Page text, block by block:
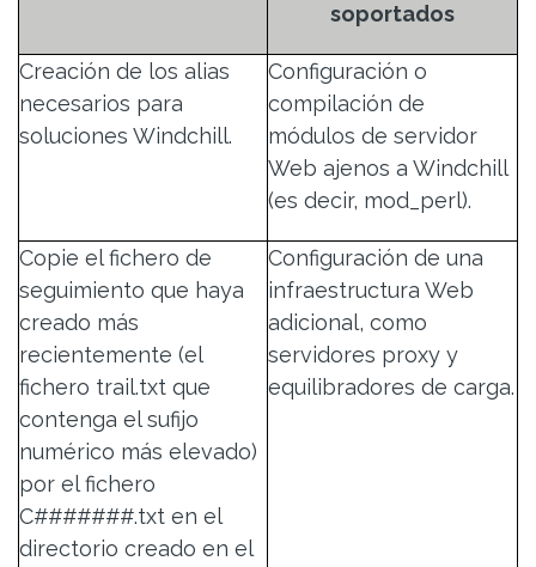
soportados
Creación de los alias
necesarios para
soluciones Windchill.
Configuración o
compilación de
módulos de servidor
Web ajenos a Windchill
(es decir, mod_perl).
Copie el fichero de
seguimiento que haya
creado más
recientemente (el
fichero trail.txt que
contenga el sufijo
numérico más elevado)
por el fichero
C#######.txt en el
directorio creado en el
Configuración de una
infraestructura Web
adicional, como
servidores proxy y
equilibradores de carga.